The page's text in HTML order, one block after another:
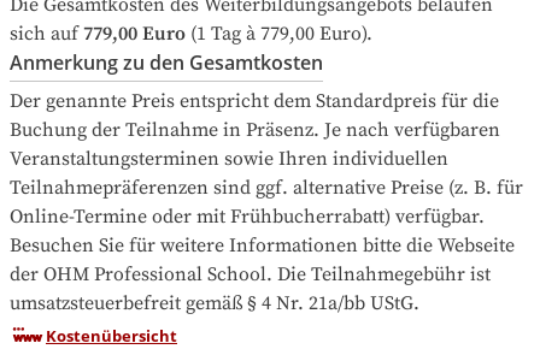
Die Gesamtkosten des Weiterbildungsangebots belaufen
sich auf 779,00 Euro (1 Tag à 779,00 Euro).
Anmerkung zu den Gesamtkosten
Der genannte Preis entspricht dem Standardpreis für die
Buchung der Teilnahme in Präsenz. Je nach verfügbaren
Veranstaltungsterminen sowie Ihren individuellen
Teilnahmepräferenzen sind ggf. alternative Preise (z. B. für
Online-Termine oder mit Frühbucherrabatt) verfügbar.
Besuchen Sie für weitere Informationen bitte die Webseite
der OHM Professional School. Die Teilnahmegebühr ist
umsatzsteuerbefreit gemäß § 4 Nr. 21a/bb UStG.
Kostenübersicht